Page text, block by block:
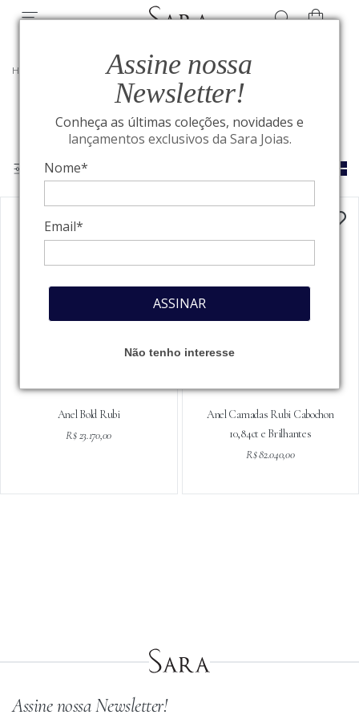
Assine nossa
Newsletter!
Conheça as últimas coleções, novidades e
lançamentos exclusivos da Sara Joias.
Nome*
Email*
ASSINAR
Não tenho interesse
HOME VER POR PEDRAS PRECIOSAS/JOIAS COM RUBI
Anel Bold Rubi
R$ 23.170,00
Anel Camadas Rubi Cabochon
10,84ct e Brilhantes
R$ 82.040,00
Assine nossa Newsletter!